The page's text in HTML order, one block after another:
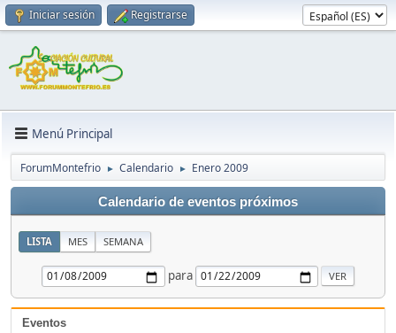
Iniciar sesión Registrarse
Menú Principal
ForumMontefrio ► Calendario ► Enero 2009
Calendario de eventos próximos
LISTA MES SEMANA
para
Eventos